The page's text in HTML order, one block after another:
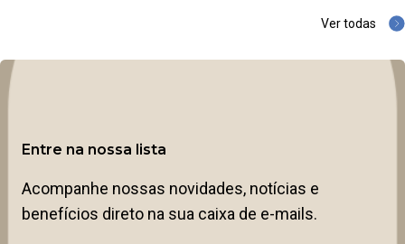
Ver todas
Entre na nossa lista
Acompanhe nossas novidades, notícias e
benefícios direto na sua caixa de e-mails.